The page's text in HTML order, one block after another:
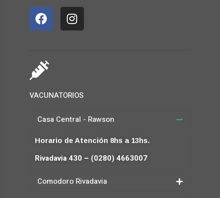
VACUNATORIOS
Casa Central - Rawson
Horario de Atención 8hs a 13hs.
Rivadavia 430 – (0280) 4663007
Comodoro Rivadavia